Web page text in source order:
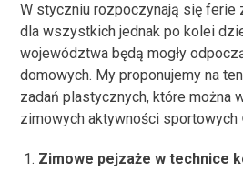
W styczniu rozpoczynają się ferie
dla wszystkich jednak po kolei
województwa będą mogły
domowych. My proponujemy na
zadań plastycznych, które można
zimowych aktywności sportowych
Zimowe pejzaże w technice